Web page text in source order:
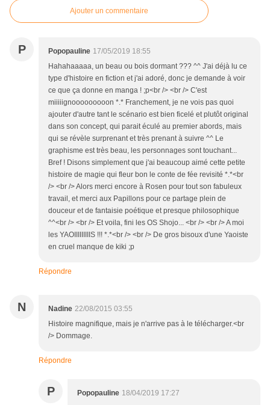
Ajouter un commentaire
P Popopauline 17/05/2019 18:55
Hahahaaaaa, un beau ou bois dormant ??? ^^ J'ai déjà lu ce
type d'histoire en fiction et j'ai adoré, donc je demande à voir
ce que ça donne en manga ! ;p<br /> <br /> C'est
miiiiignooooooooon *.* Franchement, je ne vois pas quoi
ajouter d'autre tant le scénario est bien ficelé et plutôt original
dans son concept, qui parait éculé au premier abords, mais
qui se révèle surprenant et très prenant à suivre ^^ Le
graphisme est très beau, les personnages sont touchant...
Bref ! Disons simplement que j'ai beaucoup aimé cette petite
histoire de magie qui fleur bon le conte de fée revisité *.*<br
/> <br /> Alors merci encore à Rosen pour tout son fabuleux
travail, et merci aux Papillons pour ce partage plein de
douceur et de fantaisie poétique et presque philosophique
^^<br /> <br /> Et voila, fini les OS Shojo... <br /> <br /> A moi
les YAOIIIIIIIIIS !!! *.*<br /> <br /> De gros bisoux d'une Yaoiste
en cruel manque de kiki ;p
Répondre
N Nadine 22/08/2015 03:55
Histoire magnifique, mais je n'arrive pas à le télécharger.<br
/> Dommage.
Répondre
P Popopauline 18/04/2019 17:27